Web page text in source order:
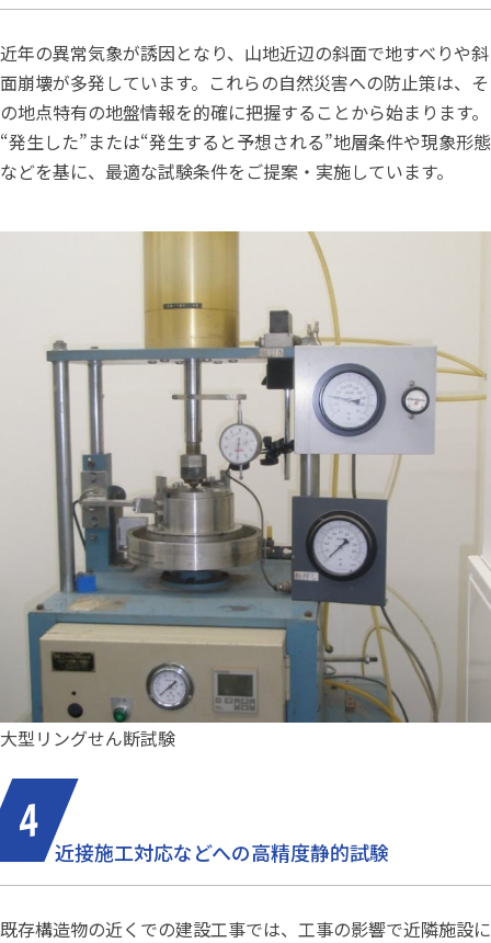
近年の異常気象が誘因となり、山地近辺の斜面で地すべりや斜
面崩壊が多発しています。これらの自然災害への防止策は、そ
の地点特有の地盤情報を的確に把握することから始まります。
“発生した”または“発生すると予想される”地層条件や現象形態
などを基に、最適な試験条件をご提案・実施しています。
大型リングせん断試験
近接施工対応などへの高精度静的試験
既存構造物の近くでの建設工事では、工事の影響で近隣施設に